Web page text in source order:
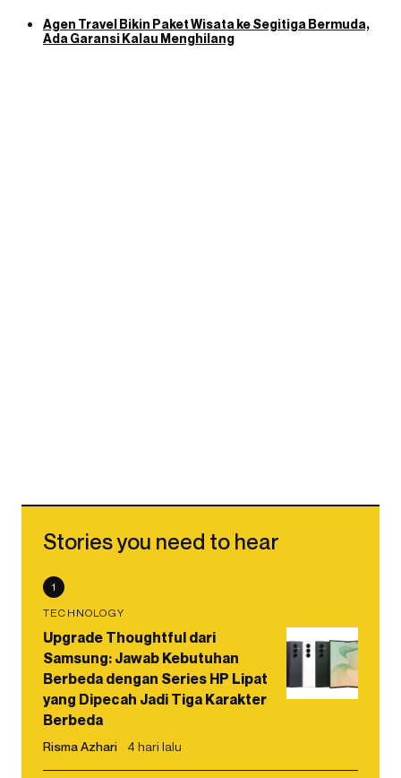
Agen Travel Bikin Paket Wisata ke Segitiga Bermuda,
Ada Garansi Kalau Menghilang
Stories you need to hear
1
TECHNOLOGY
Upgrade Thoughtful dari
Samsung: Jawab Kebutuhan
Berbeda dengan Series HP Lipat
yang Dipecah Jadi Tiga Karakter
Berbeda
Risma Azhari 4 hari lalu